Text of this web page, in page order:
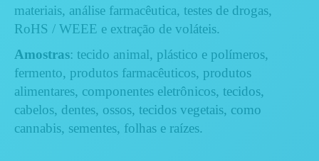
materiais, análise farmacêutica, testes de drogas,
RoHS / WEEE e extração de voláteis.
Amostras: tecido animal, plástico e polímeros,
fermento, produtos farmacêuticos, produtos
alimentares, componentes eletrônicos, tecidos,
cabelos, dentes, ossos, tecidos vegetais, como
cannabis, sementes, folhas e raízes.